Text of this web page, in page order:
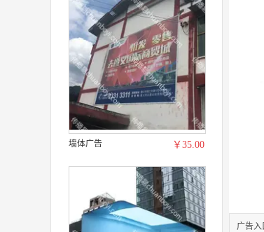
墙体广告 ￥35.00
广告入